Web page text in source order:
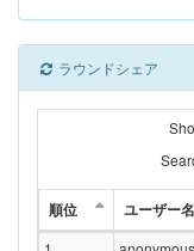
ラウンドシェア
順位 ユーザー名